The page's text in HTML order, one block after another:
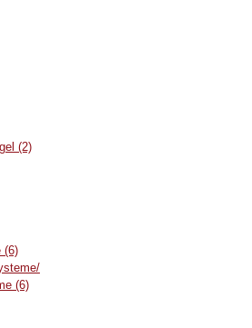
(2)
(6)
(6)